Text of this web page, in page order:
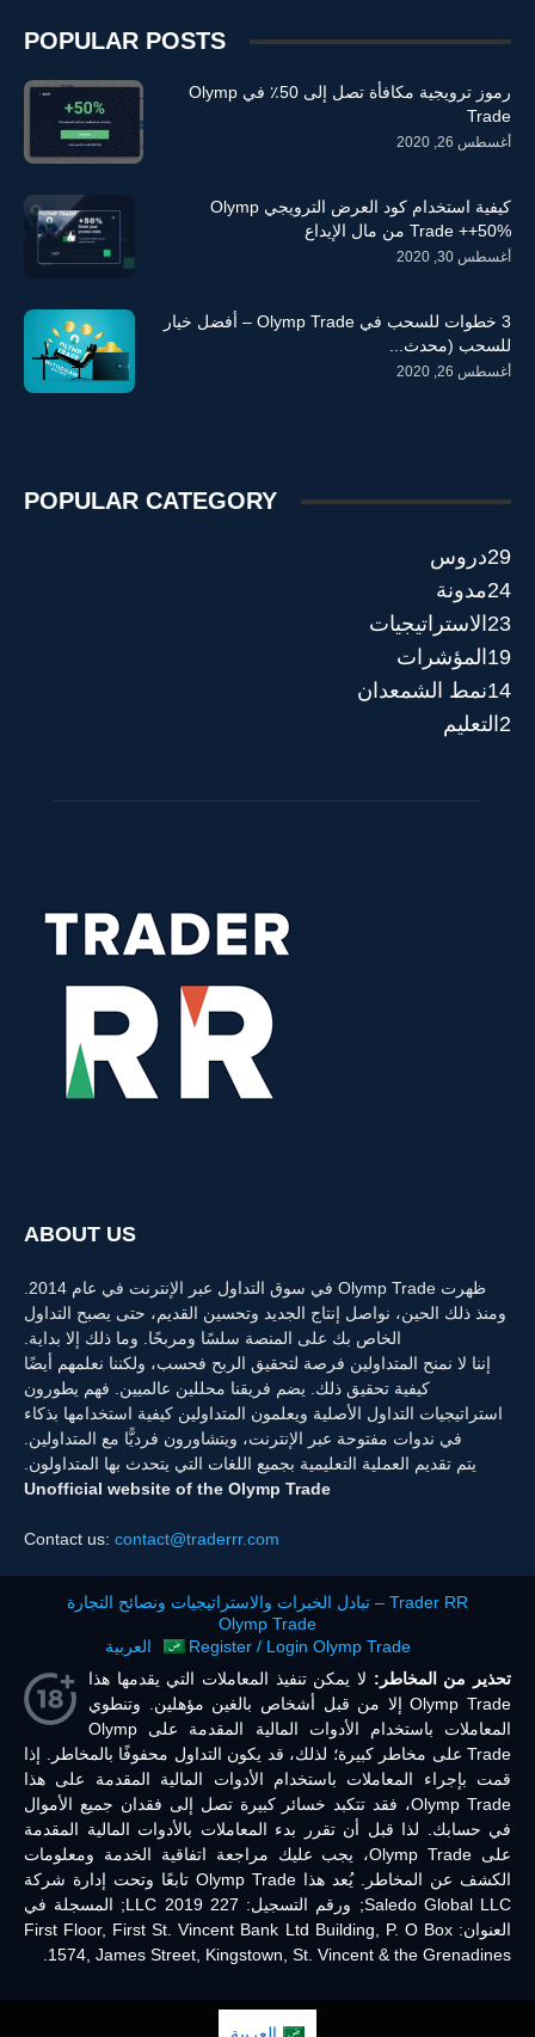
POPULAR POSTS
رموز ترويجية مكافأة تصل إلى 50٪ في Olymp
Trade
أغسطس 26, 2020
كيفية استخدام كود العرض الترويجي Olymp
Trade ++50% من مال الإيداع
أغسطس 30, 2020
3 خطوات للسحب في Olymp Trade – أفضل خيار
للسحب (محدث...
أغسطس 26, 2020
POPULAR CATEGORY
دروس29
مدونة24
الاستراتيجيات 23
المؤشرات 19
نمط الشمعدان14
التعليم 2
ABOUT US
ومنذ ذلك الحين، نواصل إنتاج الجديد وتحسين القديم، حتى يصبح التداول
الخاص بك على المنصة سلسًا ومربحًا. وما ذلك إلا بداية.
إننا لا نمنح المتداولين فرصة لتحقيق الربح فحسب، ولكننا نعلمهم أيضًا
كيفية تحقيق ذلك. يضم فريقنا محللين عالميين. فهم يطورون
استراتيجيات التداول الأصلية ويعلمون المتداولين كيفية استخدامها بذكاء
في ندوات مفتوحة عبر الإنترنت، ويتشاورون فرديًّا مع المتداولين.
يتم تقديم العملية التعليمية بجميع اللغات التي يتحدث بها المتداولون.
Unofficial website of the Olymp Trade
Contact us: contact@traderrr.com
Trader RR – تبادل الخبرات والاستراتيجيات ونصائح التجارة
Olymp Trade
Register / Login Olymp Trade
العربية
تحذير من المخاطر: لا يمكن تنفيذ المعاملات التي يقدمها هذا
Olymp Trade إلا من قبل أشخاص بالغين مؤهلين. وتنطوي
المعاملات باستخدام الأدوات المالية المقدمة على Olymp
Trade على مخاطر كبيرة؛ لذلك، قد يكون التداول محفوفًا بالمخاطر. إذا
قمت بإجراء المعاملات باستخدام الأدوات المالية المقدمة على هذا
Olymp Trade، فقد تتكبد خسائر كبيرة تصل إلى فقدان جميع الأموال
في حسابك. لذا قبل أن تقرر بدء المعاملات بالأدوات المالية المقدمة
على Olymp Trade، يجب عليك مراجعة اتفاقية الخدمة ومعلومات
الكشف عن المخاطر. يُعد هذا Olymp Trade تابعًا وتحت إدارة شركة
Saledo Global LLC; ورقم التسجيل: 227 LLC 2019; المسجلة في
العنوان: First Floor, First St. Vincent Bank Ltd Building, P. O Box
1574, James Street, Kingstown, St. Vincent & the Grenadines.